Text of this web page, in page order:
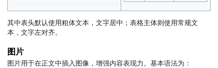
其中表头默认使用粗体文本，文字居中；表格主体则使用常规文
本，文字左对齐。
图片
图片用于在正文中插入图像，增强内容表现力。基本语法为：